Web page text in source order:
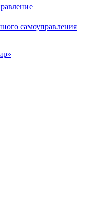
самоуправления